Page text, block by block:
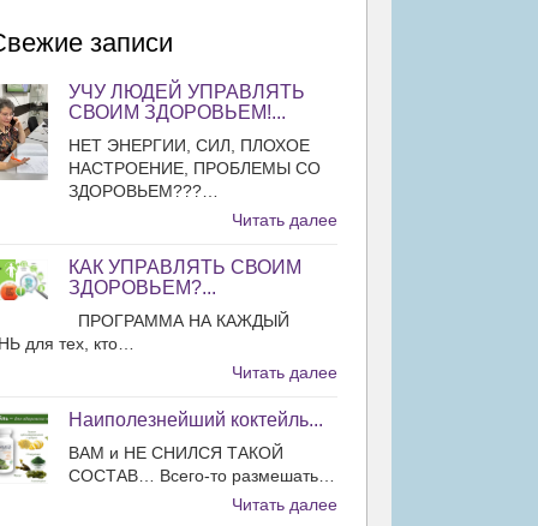
записи
УЧУ ЛЮДЕЙ УПРАВЛЯТЬ
СВОИМ ЗДОРОВЬЕМ!...
НЕТ ЭНЕРГИИ, СИЛ, ПЛОХОЕ
НАСТРОЕНИЕ, ПРОБЛЕМЫ СО
ЗДОРОВЬЕМ???…
Читать далее
КАК УПРАВЛЯТЬ СВОИМ
ЗДОРОВЬЕМ?...
ПРОГРАММА НА КАЖДЫЙ
для тех, кто…
Читать далее
Наиполезнейший коктейль...
ВАМ и НЕ СНИЛСЯ ТАКОЙ
СОСТАВ… Всего-то размешать…
Читать далее